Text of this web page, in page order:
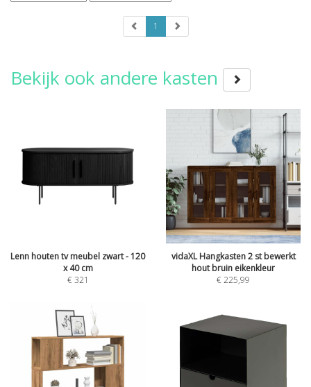
1
Bekijk ook andere kasten
Lenn houten tv meubel zwart - 120
x 40 cm
€321
vidaXL Hangkasten 2 st bewerkt
hout bruin eikenkleur
€225,99